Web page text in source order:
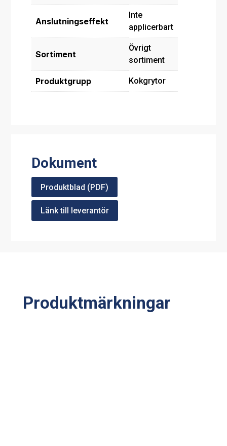
Anslutningseffekt
Inte
applicerbart
Sortiment
Övrigt
sortiment
Produktgrupp Kokgrytor
Dokument
Produktblad (PDF)
Länk till leverantör
Produktmärkningar